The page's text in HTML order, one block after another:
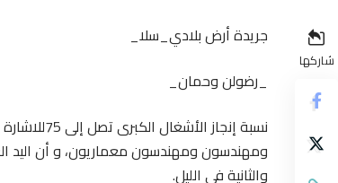
شاركها
جريدة أرض بلادي_سلا_
_رضولن وحمان_
نسبة إنجاز الأشغال الكبرى تصل إلى 75
والثانية في الليل.